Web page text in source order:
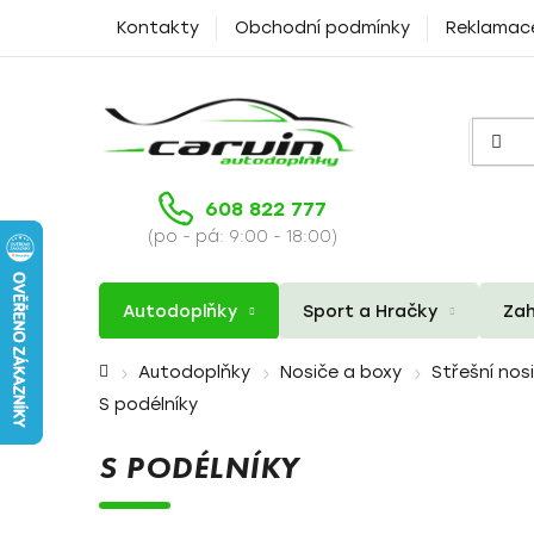
Kontakty Obchodní podmínky
608 822 777
(po - pá: 9:00 - 18:00)
Autodoplňky Sport a Hračky
Domů Autodoplňky Nosiče a boxy Střešní
S podélníky
S PODÉLNÍKY